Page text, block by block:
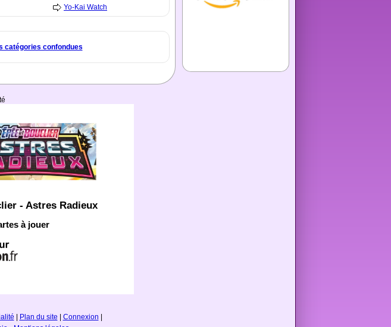
Yo-Kai Watch
catégories confondues
- Astres Radieux
à jouer
Plan du site Connexion